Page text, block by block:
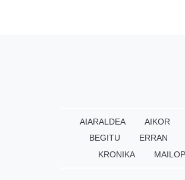
AIARALDEA AIKOR
BEGITU
ERRAN
KRONIKA